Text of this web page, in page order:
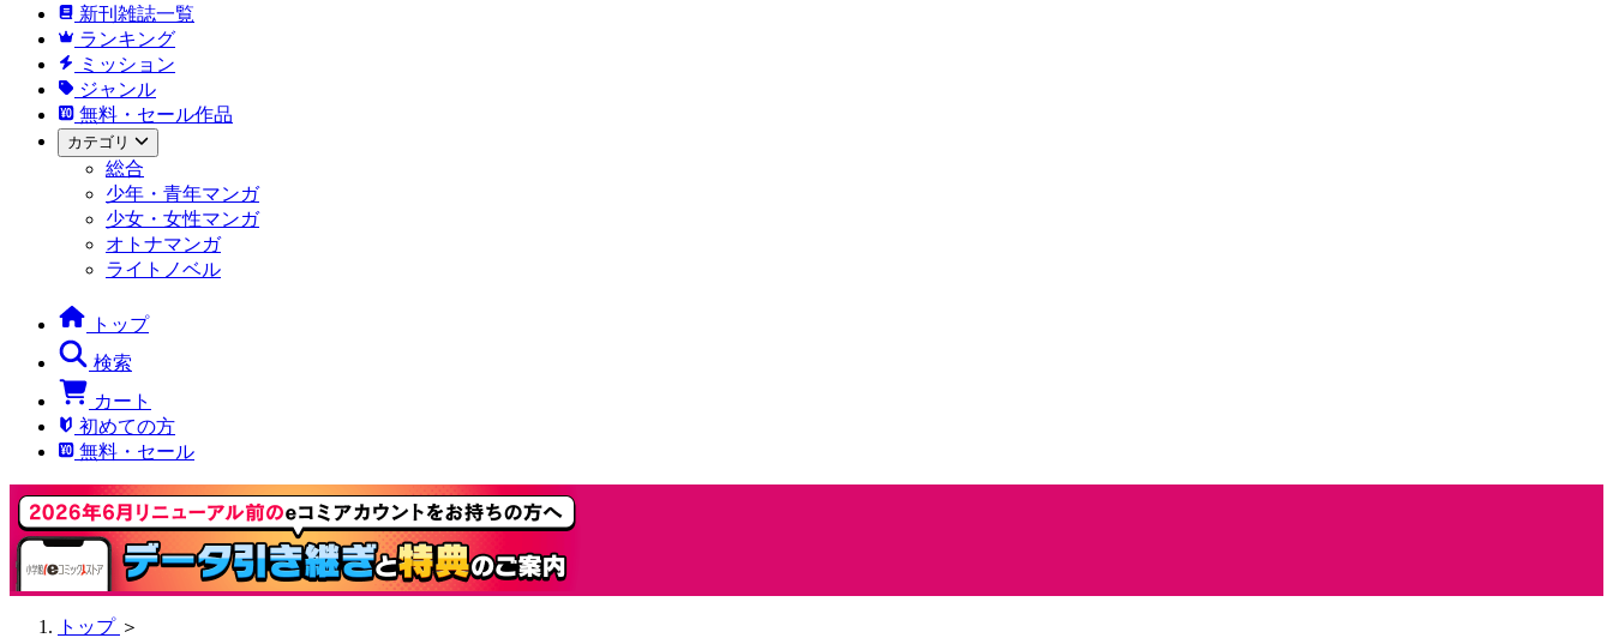
新刊雑誌一覧
ランキング
ミッション
ジャンル
無料・セール作品
カテゴリ
総合
少年・青年マンガ
少女・女性マンガ
オトナマンガ
ライトノベル
トップ
検索
カート
初めての方
無料・セール
トップ ＞